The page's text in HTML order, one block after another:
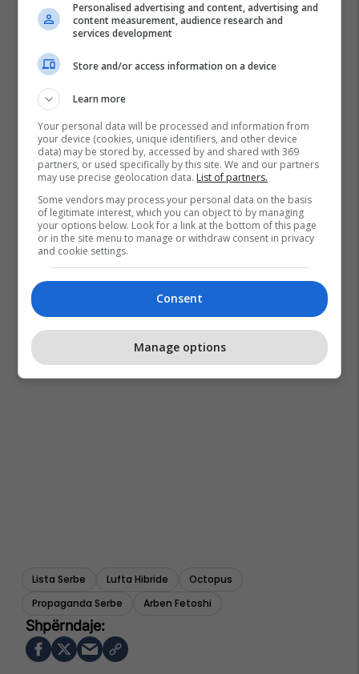
Lista Serbe Lufta Hibride
Octopus
Propaganda Serbe
Arben Fetoshi
Personalised advertising and content, advertising and
content measurement, audience research and
services development
Store and/or access information on a device
Learn more
Your personal data will be processed and information from
your device (cookies, unique identifiers, and other device
data) may be stored by, accessed by and shared with 369
partners, or used specifically by this site. We and our partners
may use precise geolocation data. List of partners.
Some vendors may process your personal data on the basis
of legitimate interest, which you can object to by managing
your options below. Look for a link at the bottom of this page
or in the site menu to manage or withdraw consent in privacy
and cookie settings.
Consent
Manage options